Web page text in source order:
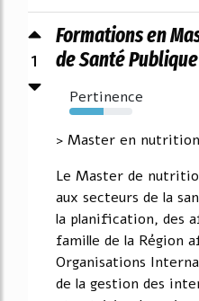
1
Formations en
de Santé
Pertinence
54%
> Master en
Le Master de
aux secteurs de la
la planification, des
famille de la Région
Organisations
de la gestion des